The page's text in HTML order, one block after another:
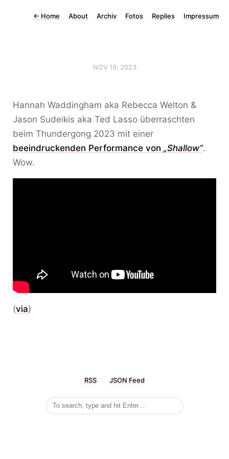
← Home About Archiv Fotos Replies Impressum
NOV 19, 2023
Hannah Waddingham aka Rebecca Welton &
Jason Sudeikis aka Ted Lasso überraschten
beim Thundergong 2023 mit einer
beeindruckenden Performance von „Shallow“.
Wow.
(via)
RSS JSON Feed